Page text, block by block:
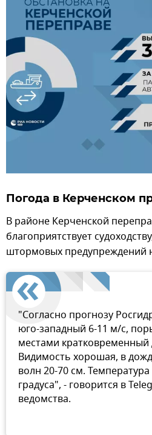
Погода в Керченском
В районе Керченской
благоприятствует
штормовых предупреждений
"Согласно прогнозу
юго-западный 6-11 м/с,
местами
Видимость хорошая, в
волн 20-70 см.
градуса", - говорится в
ведомства.